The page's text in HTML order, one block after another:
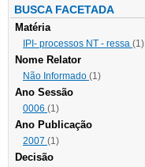
BUSCA FACETADA
Matéria
IPI- processos NT - ressa (1)
Nome Relator
Não Informado (1)
Ano Sessão
0006 (1)
Ano Publicação
2007 (1)
Decisão